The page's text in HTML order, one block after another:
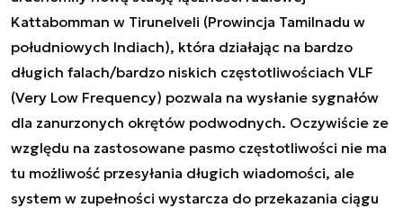
Kattabomman w Tirunelveli (Prowincja Tamilnadu w
południowych Indiach), która działając na bardzo
długich falach/bardzo niskich częstotliwościach VLF
(Very Low Frequency) pozwala na wysłanie sygnałów
dla zanurzonych okrętów podwodnych. Oczywiście ze
względu na zastosowane pasmo częstotliwości nie ma
tu możliwość przesyłania długich wiadomości, ale
system w zupełności wystarcza do przekazania ciągu